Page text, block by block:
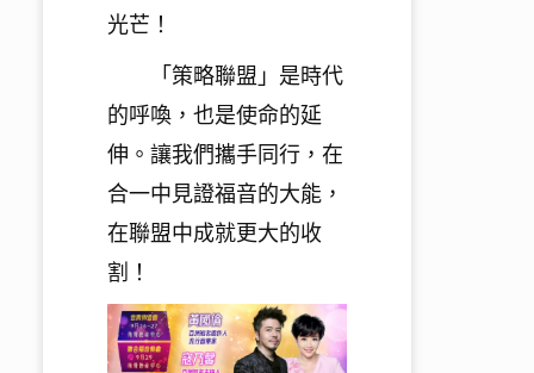
光芒！
「策略聯盟」是時代
的呼喚，也是使命的延
伸。讓我們攜手同行， 在
合一中見證福音的大能，
在聯盟中成就更大的收
割！